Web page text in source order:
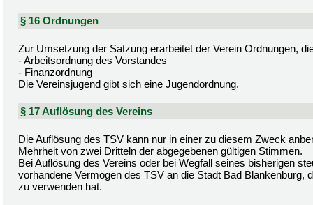
§ 16 Ordnungen
Zur Umsetzung der Satzung erarbeitet der Verein Ordnungen,
- Arbeitsordnung des Vorstandes
- Finanzordnung
Die Vereinsjugend gibt sich eine Jugendordnung.
§ 17 Auflösung des Vereins
Die Auflösung des TSV kann nur in einer zu diesem Zweck
Mehrheit von zwei Dritteln der abgegebenen gültigen Stimmen.
Bei Auflösung des Vereins oder bei Wegfall seines bisherigen
vorhandene Vermögen des TSV an die Stadt Bad
zu verwenden hat.